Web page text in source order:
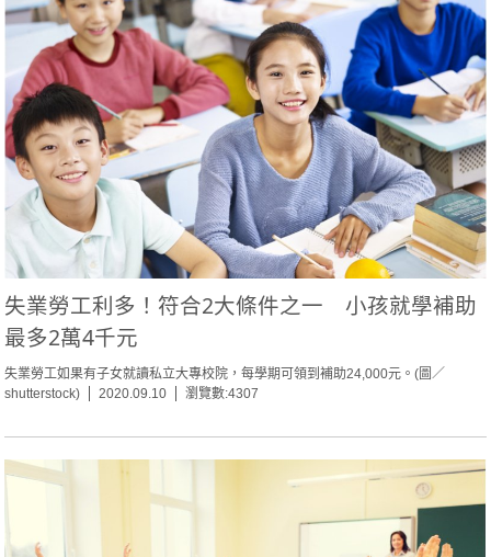
失業勞工利多！符合2大條件之一 小孩就學補助
最多2萬4千元
失業勞工如果有子女就讀私立大專校院，每學期可領到補助24,000元。(圖／
shutterstock)
2020.09.10 瀏覽數:4307